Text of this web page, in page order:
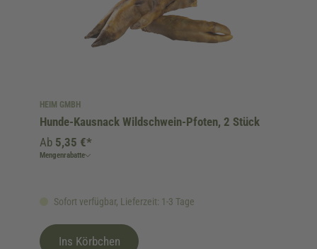
HEIM GMBH
Hunde-Kausnack Wildschwein-Pfoten, 2 Stück
Sofort verfügbar, Lieferzeit: 1-3 Tage
Ab 5,35 €*
Mengenrabatte
Ins Körbchen